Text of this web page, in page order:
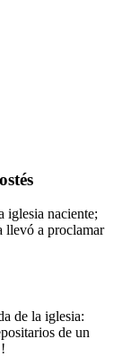
iglesia naciente;
llevó a proclamar
de la iglesia:
de un